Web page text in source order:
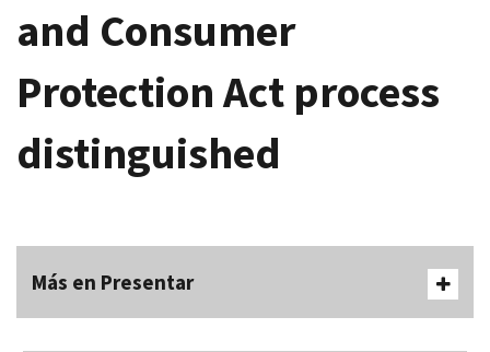
and Consumer
Protection Act process
distinguished
Más en Presentar